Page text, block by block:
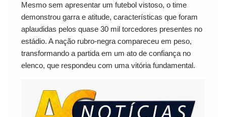
Mesmo sem apresentar um futebol vistoso, o time
demonstrou garra e atitude, características que foram
aplaudidas pelos quase 30 mil torcedores presentes no
estádio. A nação rubro-negra compareceu em peso,
transformando a partida em um ato de confiança no
elenco, que respondeu com uma vitória fundamental.